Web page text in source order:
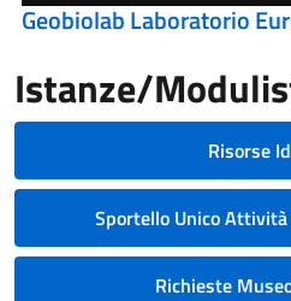
Geobiolab Laboratorio
Istanze/
Risorse
Sportello Unico Attività
Richieste